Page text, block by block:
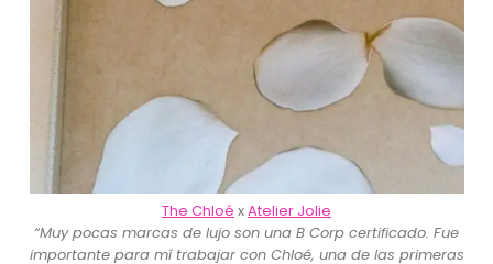
The Chloé xAtelier Jolie
“Muy pocas marcas de lujo son una B Corp certificado. Fue
importante para mí trabajar con Chloé, una de las primeras